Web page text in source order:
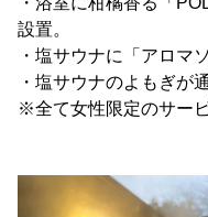
設置。
・塩サウナに「アロマ
・塩サウナのよもぎが
※全て女性限定のサー